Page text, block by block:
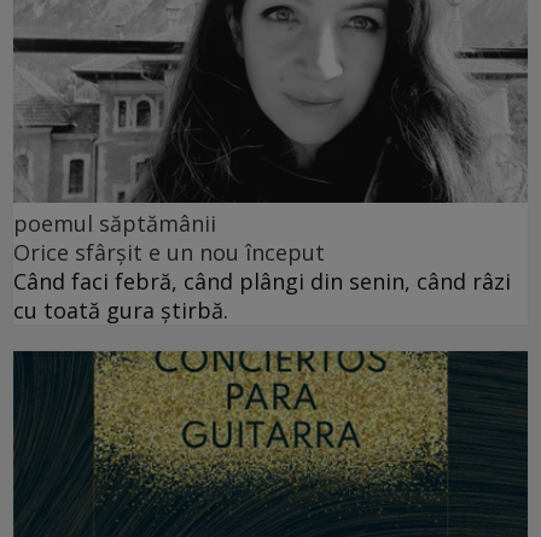
poemul săptămânii
Orice sfârșit e un nou început
Când faci febră, când plângi din senin, când râzi
cu toată gura știrbă.